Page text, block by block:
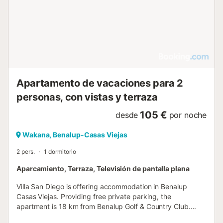
Apartamento de vacaciones para 2
personas, con vistas y terraza
desde 105 € por noche
Wakana, Benalup-Casas Viejas
2 pers. 1 dormitorio
Aparcamiento, Terraza, Televisión de pantalla plana
Villa San Diego is offering accommodation in Benalup
Casas Viejas. Providing free private parking, the
apartment is 18 km from Benalup Golf & Country Club....